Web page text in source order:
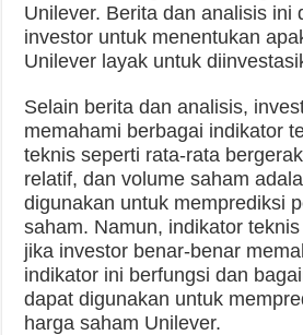
Unilever. Berita dan analisis ini
investor untuk menentukan
Unilever layak untuk
Selain berita dan analisis,
memahami berbagai indikator
teknis seperti rata-rata
relatif, dan volume saham
digunakan untuk memprediksi
saham. Namun, indikator
jika investor benar-benar
indikator ini berfungsi dan
dapat digunakan untuk
harga saham Unilever.